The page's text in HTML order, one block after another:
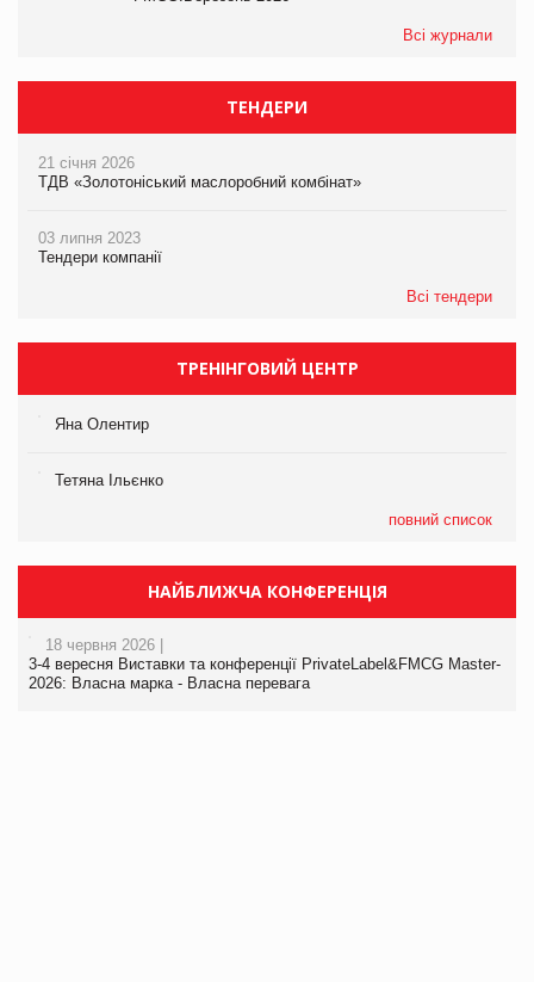
Всі журнали
ТЕНДЕРИ
21 січня 2026
ТДВ «Золотоніський маслоробний комбінат»
03 липня 2023
Тендери компанії
Всі тендери
ТРЕНІНГОВИЙ ЦЕНТР
Яна Олентир
Тетяна Ільєнко
повний список
НАЙБЛИЖЧА КОНФЕРЕНЦІЯ
18 червня 2026 |
3-4 вересня Виставки та конференції PrivateLabel&FMCG Master-
2026: Власна марка - Власна перевага